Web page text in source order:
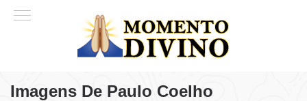
Imagens De Paulo Coelho